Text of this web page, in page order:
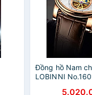
Đồng hồ Nam
LOBINNI